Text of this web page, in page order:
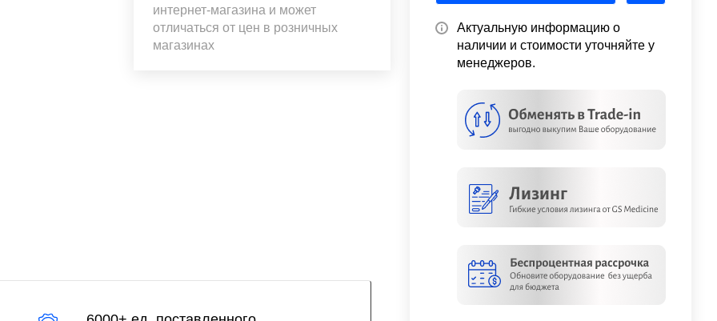
Актуальную информацию о
наличии и стоимости уточняйте у
менеджеров.
интернет-магазина и может
отличаться от цен в розничных
магазинах